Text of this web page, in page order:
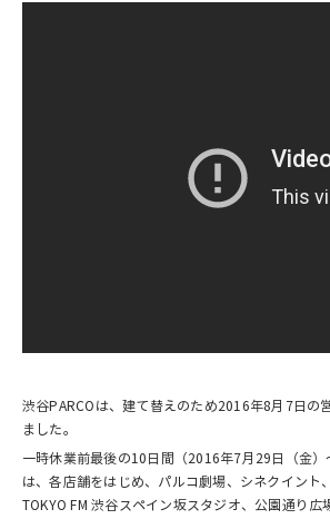
渋谷PARCOは、建て替えのため2016年8月7日の
ました。
一時休業前最後の10日間（2016年7月29日（金）
は、各店舗をはじめ、パルコ劇場、シネクイント
TOKYO FM 渋谷スペイン坂スタジオ、公園通り広